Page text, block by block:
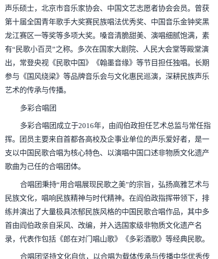
声乐硕士，北京市音乐家协会、中国文艺志愿者协会会员。曾获
第十届全国青年歌手大奖赛民族唱法优秀奖、中国音乐金钟奖黑
龙江赛区一等奖等多项大奖。嗓音清脆甜美、演唱细腻饱满，素
有“民歌小百灵”之称。多次在国家大剧院、人民大会堂等殿堂演
出，常登央视《民歌中国》《翰墨音缘》等节目担任独唱。长期
参与《国风绕梁》等品牌音乐会与文化惠民巡演，深耕民族声乐
艺术的传承与传播。
多彩合唱团
多彩合唱团成立于2016年，由阎伯政担任艺术总监与常任指
挥。团员主要来自首都各高校及企事业单位的声乐爱好者，是一
支以中国民歌合唱为核心特色、以演唱中国口述非物质文化遗产
歌曲为己任的合唱团体。
合唱团秉持“用合唱展现民歌之美”的宗旨，弘扬高雅艺术与
民族文化，唱响民族精神与时代精神。在阎伯政指挥带领下，排
练并演出了大量极具浓郁民族风格的中国民歌合唱作品，其中多
首由阎伯政亲自采风、改编，并入选国家级非物质文化遗产名
录，代表作包括《郎在对门唱山歌》《多彩酒歌》等经典民歌。
合唱团坚持文化自信，以合唱为载体传承与传播中华优秀传